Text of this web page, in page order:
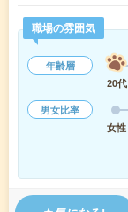
職場の雰囲気
年齢層
20代
男女比率
女性